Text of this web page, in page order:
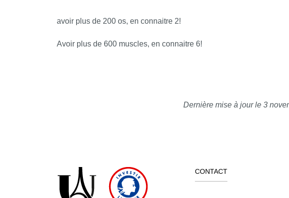
avoir plus de 200 os, en connaitre 2!
Avoir plus de 600 muscles, en connaitre 6!
Dernière mise à jour le 3
CONTACT